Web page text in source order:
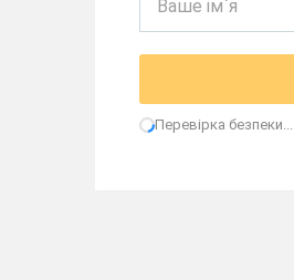
Перевірка безпеки...